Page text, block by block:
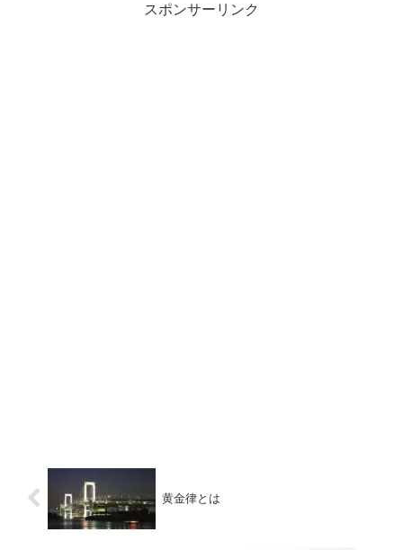
スポンサーリンク
黄金律とは